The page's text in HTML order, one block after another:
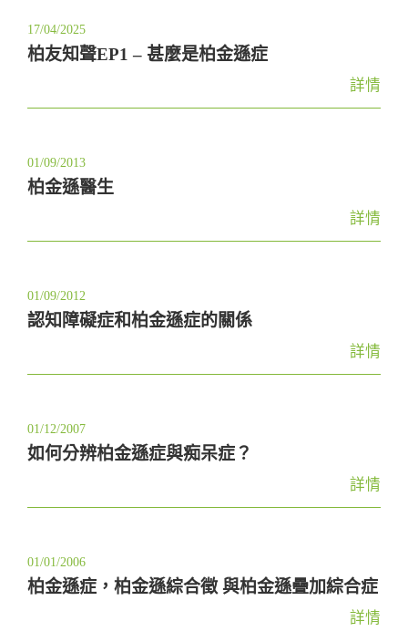
17/04/2025
柏友知聲EP1 – 甚麼是柏金遜症
詳情
01/09/2013
柏金遜醫生
詳情
01/09/2012
認知障礙症和柏金遜症的關係
詳情
01/12/2007
如何分辨柏金遜症與痴呆症？
詳情
01/01/2006
柏金遜症，柏金遜綜合徵 與柏金遜疊加綜合症
詳情